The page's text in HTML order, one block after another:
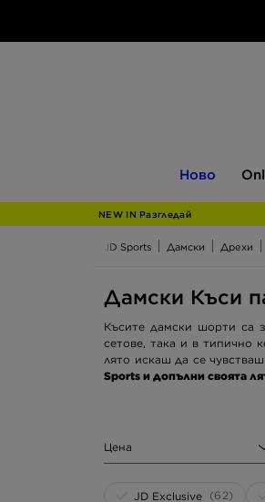
Ново
JD
NEW IN Разгледай
JD Sports Дамски Дрехи
Дамски Къси
Късите дамски шорти са
сетове, така и в типично
лято искаш да се
Sports и допълни своята
Цена
JD Exclusive (62)